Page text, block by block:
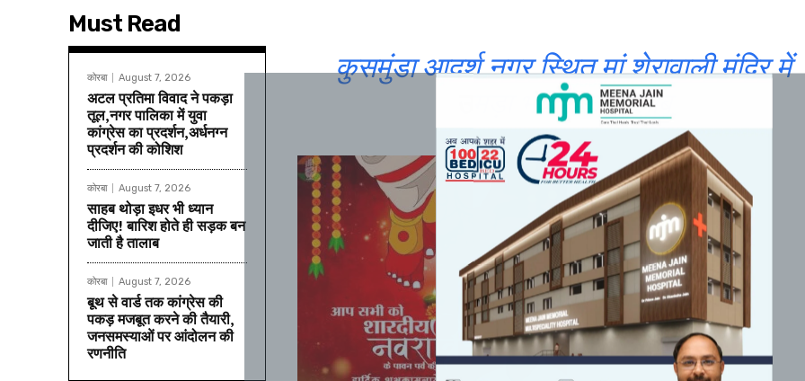
Must Read
कोरबा August 7, 2026
अटल प्रतिमा विवाद ने पकड़ा
तूल,नगर पालिका में युवा
कांग्रेस का प्रदर्शन,अर्धनग्न
प्रदर्शन की कोशिश
कोरबा August 7, 2026
साहब थोड़ा इधर भी ध्यान
दीजिए! बारिश होते ही सड़क बन
जाती है तालाब
कोरबा August 7, 2026
बूथ से वार्ड तक कांग्रेस की
पकड़ मजबूत करने की तैयारी,
जनसमस्याओं पर आंदोलन की
रणनीति
कुसमुंडा आदर्श नगर स्थित मां शेरावाली मंदिर में
उमड़ा भक्तों का सैलाब